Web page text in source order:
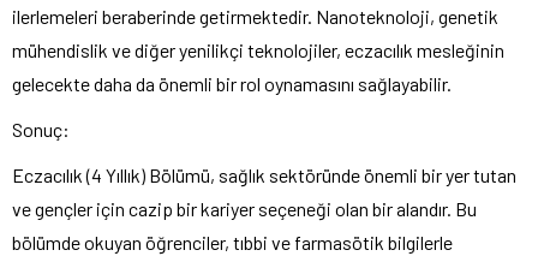
ilerlemeleri beraberinde getirmektedir. Nanoteknoloji, genetik
mühendislik ve diğer yenilikçi teknolojiler, eczacılık mesleğinin
gelecekte daha da önemli bir rol oynamasını sağlayabilir.
Sonuç:
Eczacılık (4 Yıllık) Bölümü, sağlık sektöründe önemli bir yer tutan
ve gençler için cazip bir kariyer seçeneği olan bir alandır. Bu
bölümde okuyan öğrenciler, tıbbi ve farmasötik bilgilerle